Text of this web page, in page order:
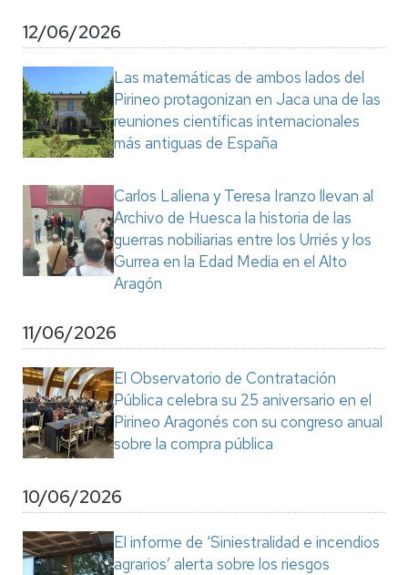
12/06/2026
Las matemáticas de ambos lados del
Pirineo protagonizan en Jaca una de las
reuniones científicas internacionales
más antiguas de España
Carlos Laliena y Teresa Iranzo llevan al
Archivo de Huesca la historia de las
guerras nobiliarias entre los Urriés y los
Gurrea en la Edad Media en el Alto
Aragón
11/06/2026
El Observatorio de Contratación
Pública celebra su 25 aniversario en el
Pirineo Aragonés con su congreso anual
sobre la compra pública
10/06/2026
El informe de ‘Siniestralidad e incendios
agrarios’ alerta sobre los riesgos